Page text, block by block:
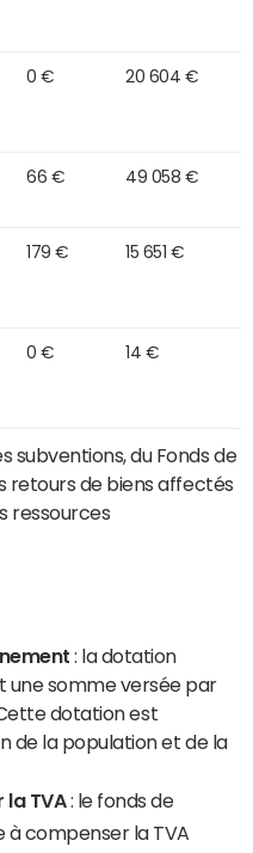
0 € 20 604 €
66 € 49 058 €
179 € 15 651 €
0 € 14 €
subventions, du Fonds de
retours de biens affectés
ressources
: la dotation
une somme versée par
dotation est
de la population et de la
TVA: le fonds de
à compenser la TVA